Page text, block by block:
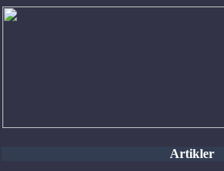
Artikler